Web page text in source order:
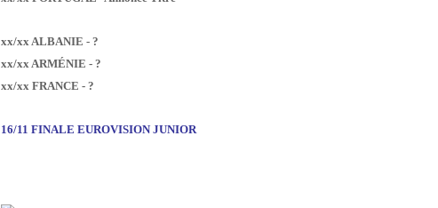
xx/xx ALBANIE - ?
xx/xx ARMÉNIE - ?
xx/xx FRANCE - ?
16/11 FINALE EUROVISION JUNIOR